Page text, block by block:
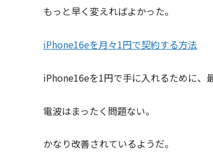
もっと早く変えればよかった。
iPhone16eを月々1円で契約する方法
iPhone16eを1円で手に入れるために、
電波はまったく問題ない。
かなり改善されているようだ。